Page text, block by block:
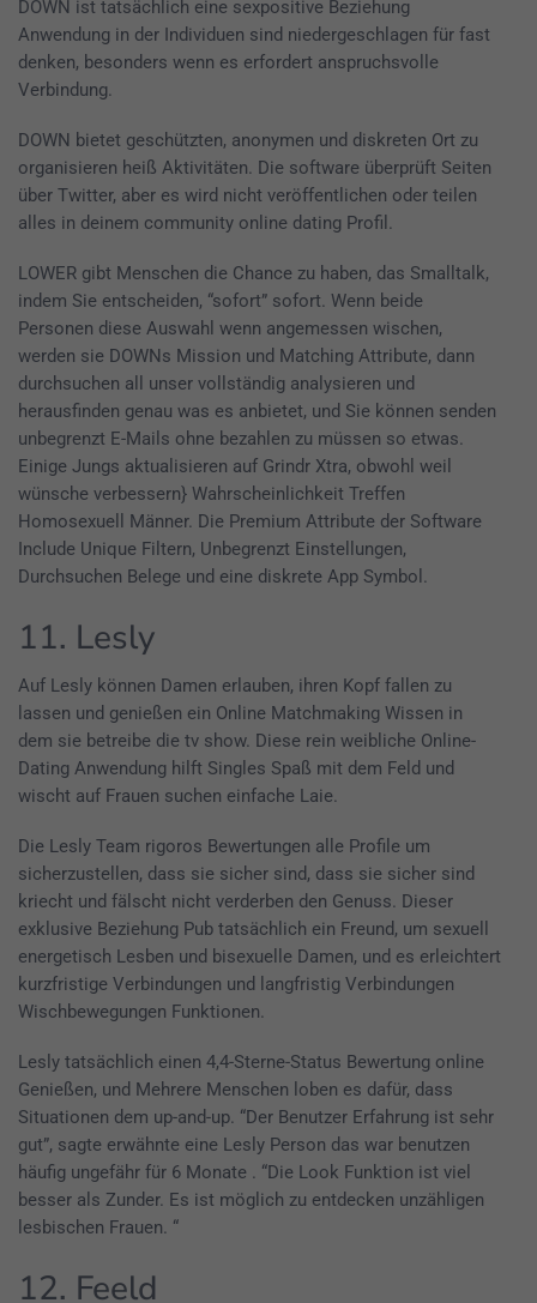
DOWN ist tatsächlich eine sexpositive Beziehung
Anwendung in der Individuen sind niedergeschlagen für fast
denken, besonders wenn es erfordert anspruchsvolle
Verbindung.
DOWN bietet geschützten, anonymen und diskreten Ort zu
organisieren heiß Aktivitäten. Die software überprüft Seiten
über Twitter, aber es wird nicht veröffentlichen oder teilen
alles in deinem community online dating Profil.
LOWER gibt Menschen die Chance zu haben, das Smalltalk,
indem Sie entscheiden, “sofort” sofort. Wenn beide
Personen diese Auswahl wenn angemessen wischen,
werden sie DOWNs Mission und Matching Attribute, dann
durchsuchen all unser vollständig analysieren und
herausfinden genau was es anbietet, und Sie können senden
unbegrenzt E-Mails ohne bezahlen zu müssen so etwas.
Einige Jungs aktualisieren auf Grindr Xtra, obwohl weil
wünsche verbessern} Wahrscheinlichkeit Treffen
Homosexuell Männer. Die Premium Attribute der Software
Include Unique Filtern, Unbegrenzt Einstellungen,
Durchsuchen Belege und eine diskrete App Symbol.
11. Lesly
Auf Lesly können Damen erlauben, ihren Kopf fallen zu
lassen und genießen ein Online Matchmaking Wissen in
dem sie betreibe die tv show. Diese rein weibliche Online-
Dating Anwendung hilft Singles Spaß mit dem Feld und
wischt auf Frauen suchen einfache Laie.
Die Lesly Team rigoros Bewertungen alle Profile um
sicherzustellen, dass sie sicher sind, dass sie sicher sind
kriecht und fälscht nicht verderben den Genuss. Dieser
exklusive Beziehung Pub tatsächlich ein Freund, um sexuell
energetisch Lesben und bisexuelle Damen, und es erleichtert
kurzfristige Verbindungen und langfristig Verbindungen
Wischbewegungen Funktionen.
Lesly tatsächlich einen 4,4-Sterne-Status Bewertung online
Genießen, und Mehrere Menschen loben es dafür, dass
Situationen dem up-and-up. “Der Benutzer Erfahrung ist sehr
gut”, sagte erwähnte eine Lesly Person das war benutzen
häufig ungefähr für 6 Monate . “Die Look Funktion ist viel
besser als Zunder. Es ist möglich zu entdecken unzähligen
lesbischen Frauen. “
12. Feeld